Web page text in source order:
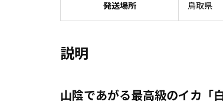
発送場所 鳥取県
説明
山陰であがる最高級のイカ「白